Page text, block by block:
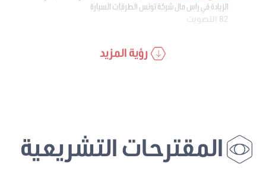
الزيادة في راس مال شركة تونس الطرقات السيارة
82 التصويت
رؤية المزيد
المقترحات التشريعية